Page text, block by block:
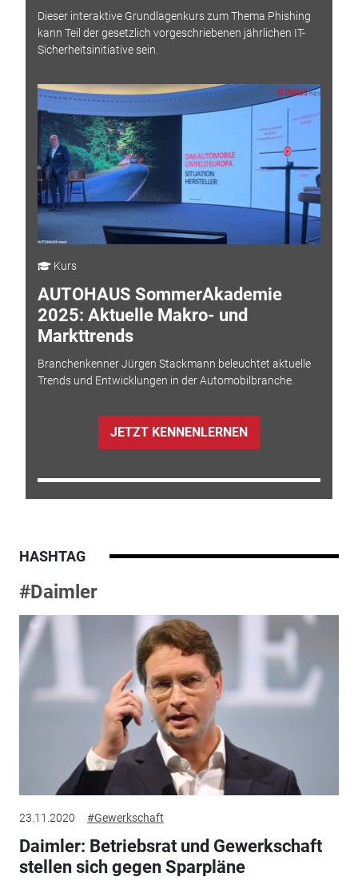
Dieser interaktive Grundlagenkurs zum Thema Phishing
kann Teil der gesetzlich vorgeschriebenen jährlichen IT-
Sicherheitsinitiative sein.
Kurs
AUTOHAUS SommerAkademie
2025: Aktuelle Makro- und
Markttrends
Branchenkenner Jürgen Stackmann beleuchtet aktuelle
Trends und Entwicklungen in der Automobilbranche.
JETZT KENNENLERNEN
HASHTAG
#Daimler
23.11.2020 #Gewerkschaft
Daimler: Betriebsrat und Gewerkschaft
stellen sich gegen Sparpläne